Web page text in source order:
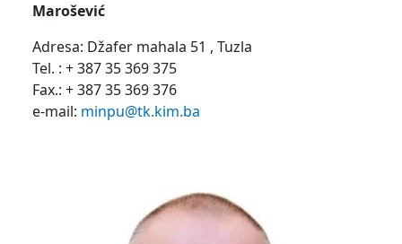
Marošević
Adresa: Džafer mahala 51 , Tuzla
Tel. : + 387 35 369 375
Fax.: + 387 35 369 376
e-mail: minpu@tk.kim.ba